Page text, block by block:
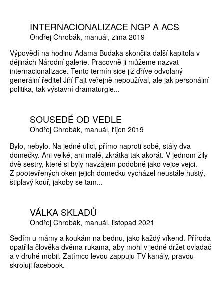
INTERNACIONALIZACE NGP A ACS
Ondřej Chrobák manuál zima 2019
Výpovědí na hodinu Adama Budaka skončila další kapitola v
dějinách Národní galerie. Pracovně ji můžeme nazvat
internacionalizace. Tento termín sice již dříve odvolaný
generální ředitel Jiří Fajt veřejně nepoužíval, ale jak personální
politika, tak výstavní dramaturgie...
SOUSEDÉ OD VEDLE
Ondřej Chrobák manuál říjen 2019
Bylo, nebylo. Na jedné ulici, přímo naproti sobě, stály dva
domečky. Ani velké, ani malé, zkrátka tak akorát. V jednom žily
dvě sestry, které si byly navzájem podobné jako vejce vejci.
Z pootevřených oken jejich domečku vycházel neustále hustý,
štiplavý kouř, jakoby se tam...
VÁLKA SKLADŮ
Ondřej Chrobák manuál listopad 2021
Sedím u mámy a koukám na bednu, jako každý víkend. Příroda
opatřila člověka dvěma rukama, aby mohl v jedné držet ovladač
a v druhé mobil. Zatímco levou zappuju TV kanály, pravou
skroluji facebook.